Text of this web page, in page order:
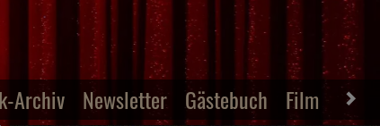
Archiv Newsletter Gästebuch Film-Archiv